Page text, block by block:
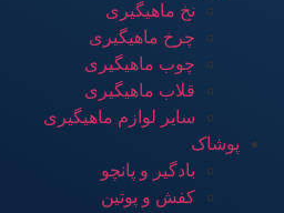
نخ ماهیگیری
چرخ ماهیگیری
چوب ماهیگیری
قلاب ماهیگیری
سایر لوازم ماهیگیری
پوشاک
بادگیر و پانچو
کفش و پوتین